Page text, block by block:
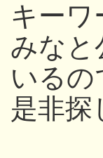
キー
みなと
いるの
是非探